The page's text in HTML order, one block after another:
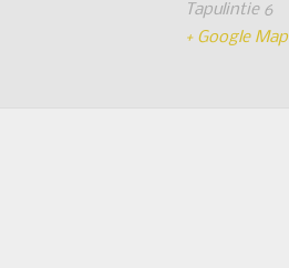
Tapulintie 6
+ Google Map